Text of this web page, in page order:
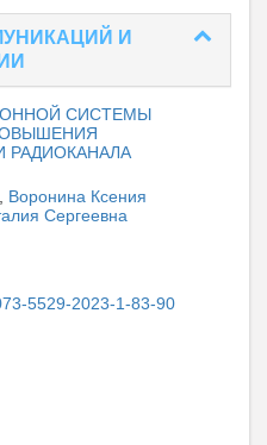
И
СИСТЕМЫ
Воронина Ксения
Сергеевна
5529-2023-1-83-90